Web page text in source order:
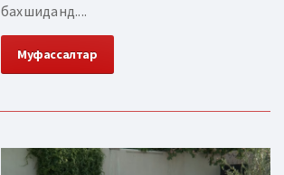
бахшиданд....
Муфассалтар